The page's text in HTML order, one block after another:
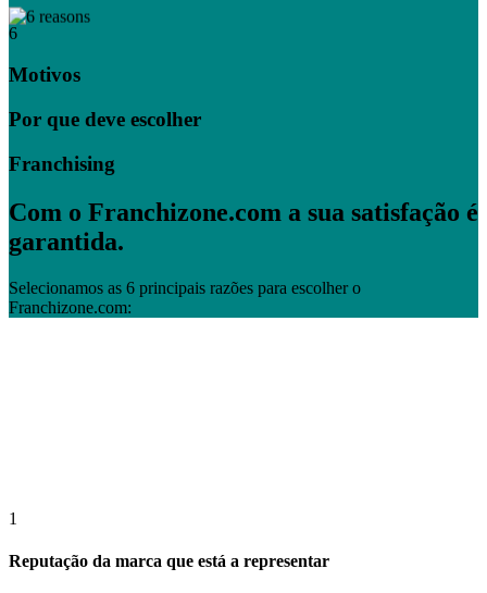
6
Motivos
Por que deve escolher
Franchising
Com o Franchizone.com a sua satisfação é
garantida.
Selecionamos as 6 principais razões para escolher o
Franchizone.com:
1
Reputação da marca que está a representar